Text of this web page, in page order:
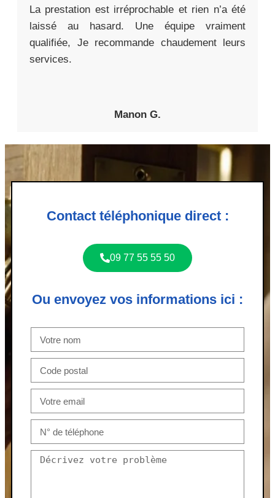
La prestation est irréprochable et rien n’a été
laissé au hasard. Une équipe vraiment
qualifiée, Je recommande chaudement leurs
services.
Manon G.
Contact téléphonique direct :
09 77 55 55 50
Ou envoyez vos informations ici :